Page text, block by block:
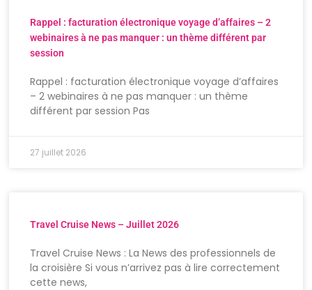
Rappel : facturation électronique voyage d’affaires – 2
webinaires à ne pas manquer : un thème différent par
session
Rappel : facturation électronique voyage d’affaires
– 2 webinaires à ne pas manquer : un thème
différent par session Pas
27 juillet 2026
Travel Cruise News – Juillet 2026
Travel Cruise News : La News des professionnels de
la croisière Si vous n’arrivez pas à lire correctement
cette news,